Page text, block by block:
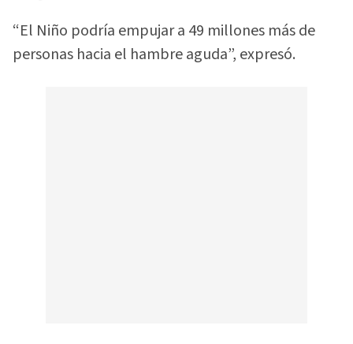
“El Niño podría empujar a 49 millones más de
personas hacia el hambre aguda”, expresó.